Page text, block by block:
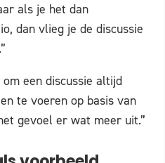
als je het dan
dan vlieg je de discussie
een discussie altijd
te voeren op basis van
gevoel er wat meer uit.”